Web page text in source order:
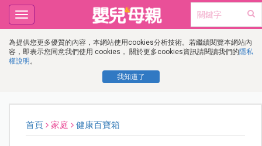
為提供您更多優質的內容，本網站使用cookies分析技術。若繼續閱覽本網站內
容，即表示您同意我們使用 cookies， 關於更多cookies資訊請閱讀我們的隱私
權說明 。
我知道了
Toggle
navigation
首頁 家庭 健康百寶箱